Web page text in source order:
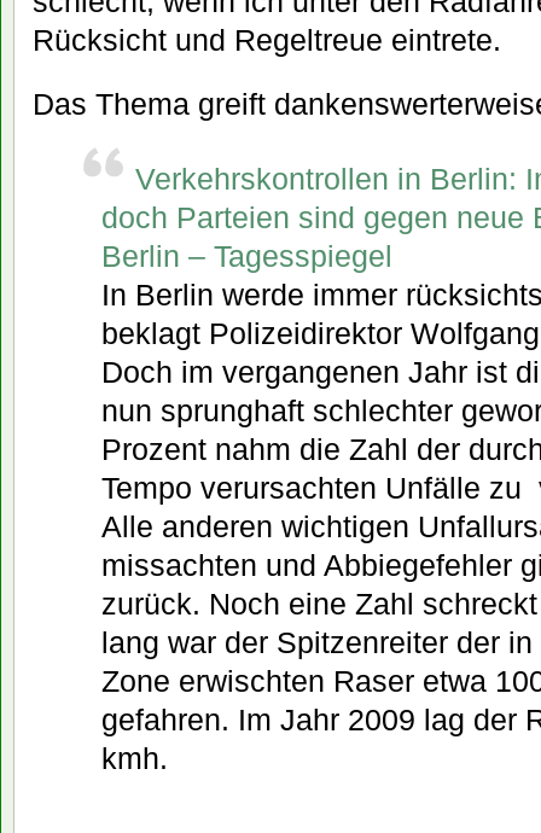
Rücksicht und Regeltreue eintrete.
Das Thema greift
Verkehrskontrollen in Berlin:
doch Parteien sind gegen neue
Berlin – Tagesspiegel
In Berlin werde immer
beklagt Polizeidirektor
Doch im vergangenen Jahr ist
nun sprunghaft schlechter
Prozent nahm die Zahl der
Tempo verursachten Unfälle zu
Alle anderen wichtigen
missachten und Abbiegefehler
zurück. Noch eine Zahl
lang war der Spitzenreiter der
Zone erwischten Raser etwa
gefahren. Im Jahr 2009 lag der
kmh.